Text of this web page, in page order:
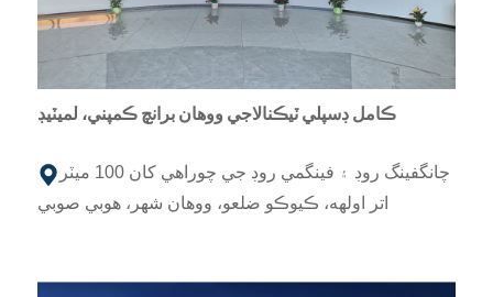
ڪامل ڊسپلي ٽيڪنالاجي ووهان برانچ ڪمپني، لميٽيڊ
چانگفينگ روڊ ۽ فينگمي روڊ جي چوراهي کان 100 ميٽر
اتر اولهه، ڪيوڪو ضلعو، ووهان شهر، هوبي صوبي